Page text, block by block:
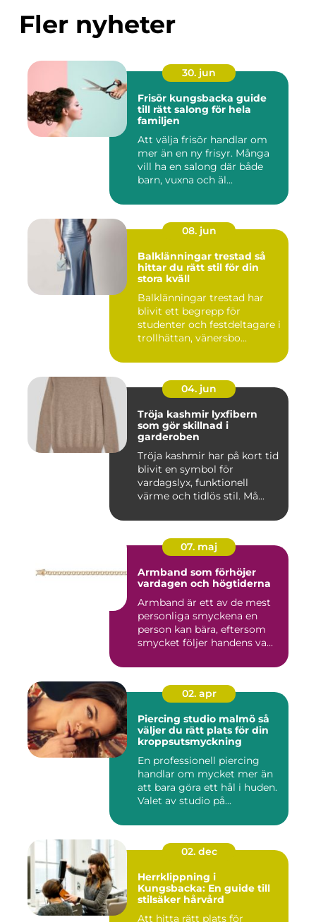
Fler nyheter
30. jun
Frisör kungsbacka guide
till rätt salong för hela
familjen
Att välja frisör handlar om
mer än en ny frisyr. Många
vill ha en salong där både
barn, vuxna och äl...
08. jun
Balklänningar trestad så
hittar du rätt stil för din
stora kväll
Balklänningar trestad har
blivit ett begrepp för
studenter och festdeltagare i
trollhättan, vänersbo...
04. jun
Tröja kashmir lyxfibern
som gör skillnad i
garderoben
Tröja kashmir har på kort tid
blivit en symbol för
vardagslyx, funktionell
värme och tidlös stil. Må...
07. maj
Armband som förhöjer
vardagen och högtiderna
Armband är ett av de mest
personliga smyckena en
person kan bära, eftersom
smycket följer handens va...
02. apr
Piercing studio malmö så
väljer du rätt plats för din
kroppsutsmyckning
En professionell piercing
handlar om mycket mer än
att bara göra ett hål i huden.
Valet av studio på...
02. dec
Herrklippning i
Kungsbacka: En guide till
stilsäker hårvård
Att hitta rätt plats för